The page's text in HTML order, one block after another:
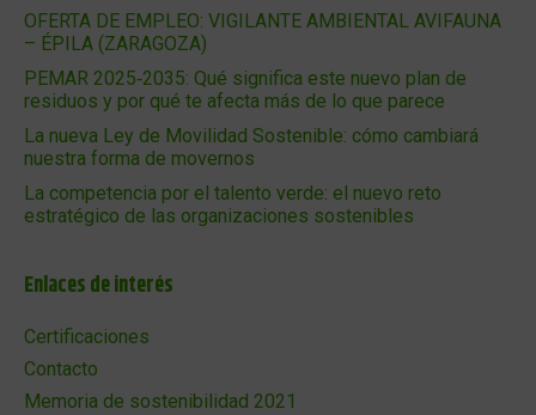
OFERTA DE EMPLEO: VIGILANTE AMBIENTAL AVIFAUNA
– ÉPILA (ZARAGOZA)
PEMAR 2025‑2035: Qué significa este nuevo plan de
residuos y por qué te afecta más de lo que parece
La nueva Ley de Movilidad Sostenible: cómo cambiará
nuestra forma de movernos
La competencia por el talento verde: el nuevo reto
estratégico de las organizaciones sostenibles
Enlaces de interés
Certificaciones
Contacto
Memoria de sostenibilidad 2021